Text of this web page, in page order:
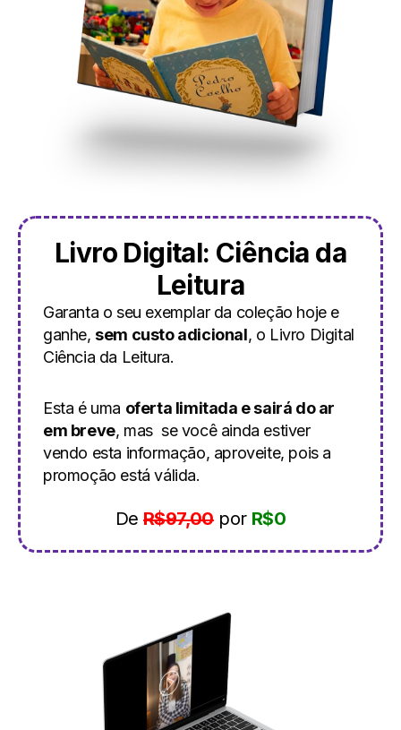
Livro Digital: Ciência da
Leitura
Garanta o seu exemplar da coleção hoje e
ganhe,sem custo adicional, o Livro Digital
Ciência da Leitura.
Esta é uma oferta limitada e sairá do ar
em breve, mas se você ainda estiver
vendo esta informação, aproveite, pois a
promoção está válida.
DeR$97,00por R$0